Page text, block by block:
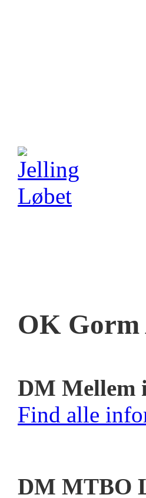
OK
DM Mellem
Find alle
DM MTBO